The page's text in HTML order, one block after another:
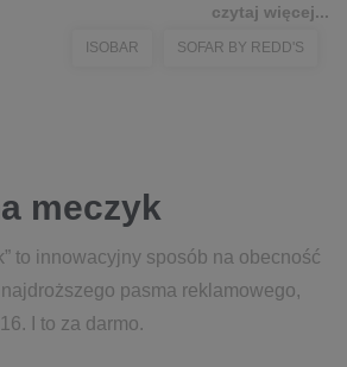
czytaj więcej...
ISOBAR SOFAR BY REDD'S
meczyk
to innowacyjny sposób na obecność
pasma reklamowego,
I to za darmo.